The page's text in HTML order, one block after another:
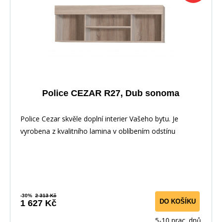
Police CEZAR R27, Dub sonoma
Police Cezar skvěle doplní interier Vašeho bytu. Je
vyrobena z kvalitního lamina v oblíbením odstínu
-30% 2 313 Kč
1 627 Kč DO KOŠÍKU